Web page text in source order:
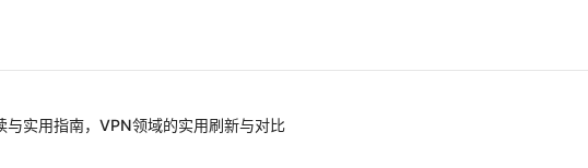
实用指南，VPN领域的实用刷新与对比